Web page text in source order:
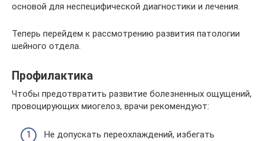
основой для неспецифической диагностики и лечения.
Теперь перейдем к рассмотрению развития патологии
шейного отдела.
Профилактика
Чтобы предотвратить развитие болезненных ощущений,
провоцирующих миогелоз, врачи рекомендуют:
Не допускать переохлаждений, избегать